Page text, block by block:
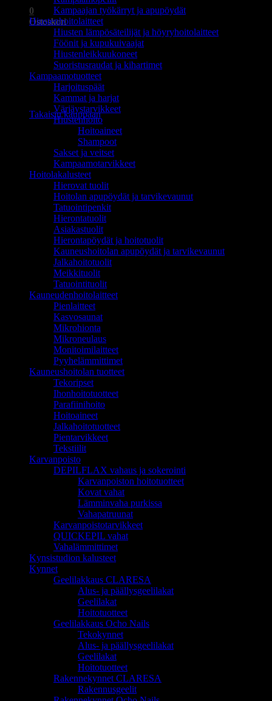
0
Ostoskori
Ostoskori on tyhjä.
Takaisin kauppaan
Kampaajan työkärryt ja apupöydät
Hiustenhoitolaitteet
Hiusten lämpösäteilijät ja höyryhoitolaitteet
Föönit ja kupukuivaajat
Hiustenleikkuukoneet
Suoristusraudat ja kihartimet
Kampaamotuotteet
Harjoituspäät
Kammat ja harjat
Värjäystarvikkeet
Hiustenhoito
Hoitoaineet
Shampoot
Sakset ja veitset
Kampaamotarvikkeet
Hoitolakalusteet
Hierovat tuolit
Hoitolan apupöydät ja tarvikevaunut
Tatuointipenkit
Hierontatuolit
Asiakastuolit
Hierontapöydät ja hoitotuolit
Kauneushoitolan apupöydät ja tarvikevaunut
Jalkahoitotuolit
Meikkituolit
Tatuointituolit
Kauneudenhoitolaitteet
Pienlaitteet
Kasvosaunat
Mikrohionta
Mikroneulaus
Monitoimilaitteet
Pyyhelämmittimet
Kauneushoitolan tuotteet
Tekoripset
Ihonhoitotuotteet
Parafiinihoito
Hoitoaineet
Jalkahoitotuotteet
Pientarvikkeet
Tekstiilit
Karvanpoisto
DEPILFLAX vahaus ja sokerointi
Karvanpoiston hoitotuotteet
Kovat vahat
Lämminvaha purkissa
Vahapatruunat
Karvanpoistotarvikkeet
QUICKEPIL vahat
Vahalämmittimet
Kynsistudion kalusteet
Kynnet
Geelilakkaus CLARESA
Alus- ja päällysgeelilakat
Geelilakat
Hoitotuotteet
Geelilakkaus Ocho Nails
Tekokynnet
Alus- ja päällysgeelilakat
Geelilakat
Hoitotuotteet
Rakennekynnet CLARESA
Rakennusgeelit